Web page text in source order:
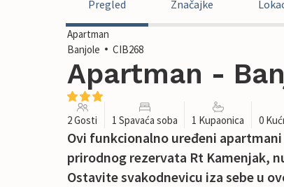
Pregled Značajke
Apartman
Banjole
CIB268
Apartman -
2 Gosti 1 Spavaća soba 1 Kupaonica 0
Ovi funkcionalno uređeni
prirodnog rezervata Rt Kamenjak,
Ostavite svakodnevicu iza sebe u